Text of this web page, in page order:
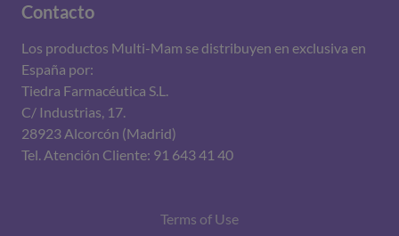
Contacto
Los productos Multi-Mam se distribuyen en exclusiva en
España por:
Tiedra Farmacéutica S.L.
C/ Industrias, 17.
28923 Alcorcón (Madrid)
Tel. Atención Cliente: 91 643 41 40
Terms of Use